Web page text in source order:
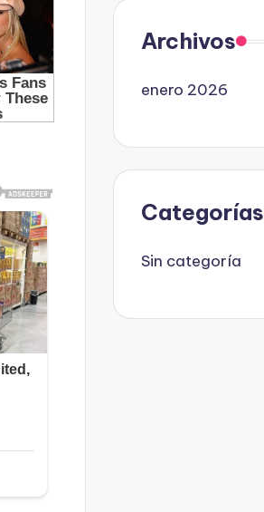
Archivos
enero 2026
Categorías
Sin categoría